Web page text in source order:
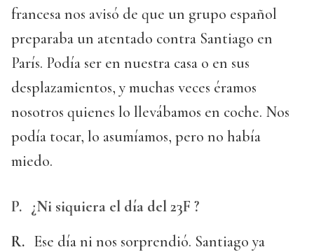
francesa nos avisó de que un grupo español
preparaba un atentado contra Santiago en
París. Podía ser en nuestra casa o en sus
desplazamientos, y muchas veces éramos
nosotros quienes lo llevábamos en coche. Nos
podía tocar, lo asumíamos, pero no había
miedo.
P. ¿Ni siquiera el día del 23F ?
R. Ese día ni nos sorprendió. Santiago ya